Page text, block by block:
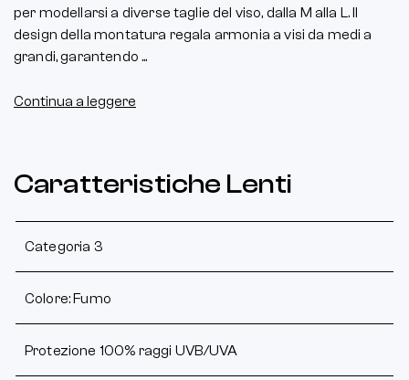
per modellarsi a diverse taglie del viso, dalla M alla L. Il
design della montatura regala armonia a visi da medi a
grandi, garantendo ...
Continua a leggere
Caratteristiche Lenti
Categoria 3
Colore: Fumo
Protezione 100% raggi UVB/UVA